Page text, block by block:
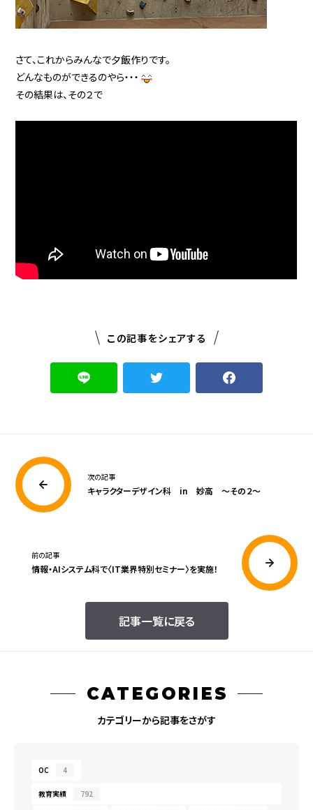
さて、これからみんなで夕飯作りです。
どんなものができるのやら・・・
その結果は、その２で
この記事をシェアする
次の記事
キャラクターデザイン科 in 妙高 ～その２～
記事一覧に戻る
前の記事
情報・AIシステム科で〈IT業界特別セミナー〉を実施！
CATEGORIES
カテゴリーから記事をさがす
OC 4
教育実績 792